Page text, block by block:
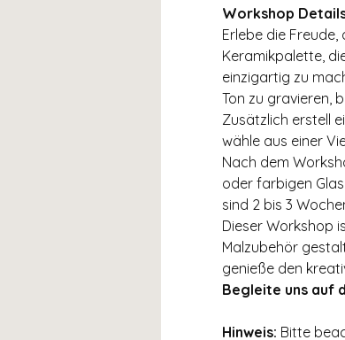
Workshop
Erlebe die
Keramikpalette,
einzigartig zu
Ton zu gravieren,
Zusätzlich erstell
wähle aus einer
Nach dem
oder farbigen
sind 2 bis 3
Dieser Workshop
Malzubehör
genieße den
Begleite uns auf
Hinweis: Bitte